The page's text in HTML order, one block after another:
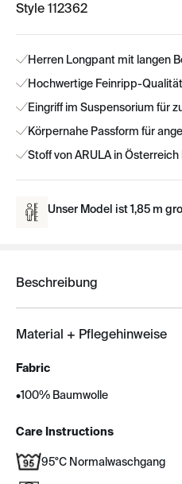
Style 112362
Herren Longpant mit langen
Hochwertige Feinripp-Qualität
Eingriff im Suspensorium für
Körpernahe Passform für
Stoff von ARULA in
Unser Model ist 1,85 m
Beschreibung
Material + Pflegehinweise
Fabric
•100% Baumwolle
Care Instructions
95°C Normalwaschgang